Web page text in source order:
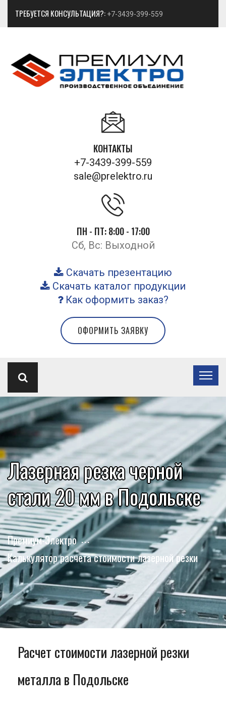
ТРЕБУЕТСЯ КОНСУЛЬТАЦИЯ?: +7-3439-399-559
КОНТАКТЫ
+7-3439-399-559
sale@prelektro.ru
ПН - ПТ: 8:00 - 17:00
Сб, Вс: Выходной
Скачать презентацию
Скачать каталог продукции
Как оформить заказ?
ОФОРМИТЬ ЗАЯВКУ
Лазерная резка черной
стали 20 мм в Подольске
Премиум-Электро
Калькулятор расчета стоимости лазерной резки
Расчет стоимости лазерной резки
металла в Подольске